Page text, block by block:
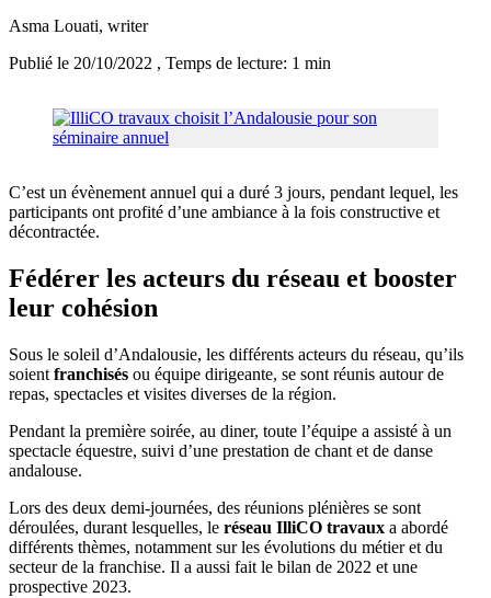
Asma Louati, writer
Publié le 20/10/2022 , Temps de lecture: 1 min
C’est un évènement annuel qui a duré 3 jours, pendant lequel, les
participants ont profité d’une ambiance à la fois constructive et
décontractée.
Fédérer les acteurs du réseau et booster
leur cohésion
Sous le soleil d’Andalousie, les différents acteurs du réseau, qu’ils
soient franchisés ou équipe dirigeante, se sont réunis autour de
repas, spectacles et visites diverses de la région.
Pendant la première soirée, au diner, toute l’équipe a assisté à un
spectacle équestre, suivi d’une prestation de chant et de danse
andalouse.
Lors des deux demi-journées, des réunions plénières se sont
déroulées, durant lesquelles, le réseau IlliCO travaux a abordé
différents thèmes, notamment sur les évolutions du métier et du
secteur de la franchise. Il a aussi fait le bilan de 2022 et une
prospective 2023.